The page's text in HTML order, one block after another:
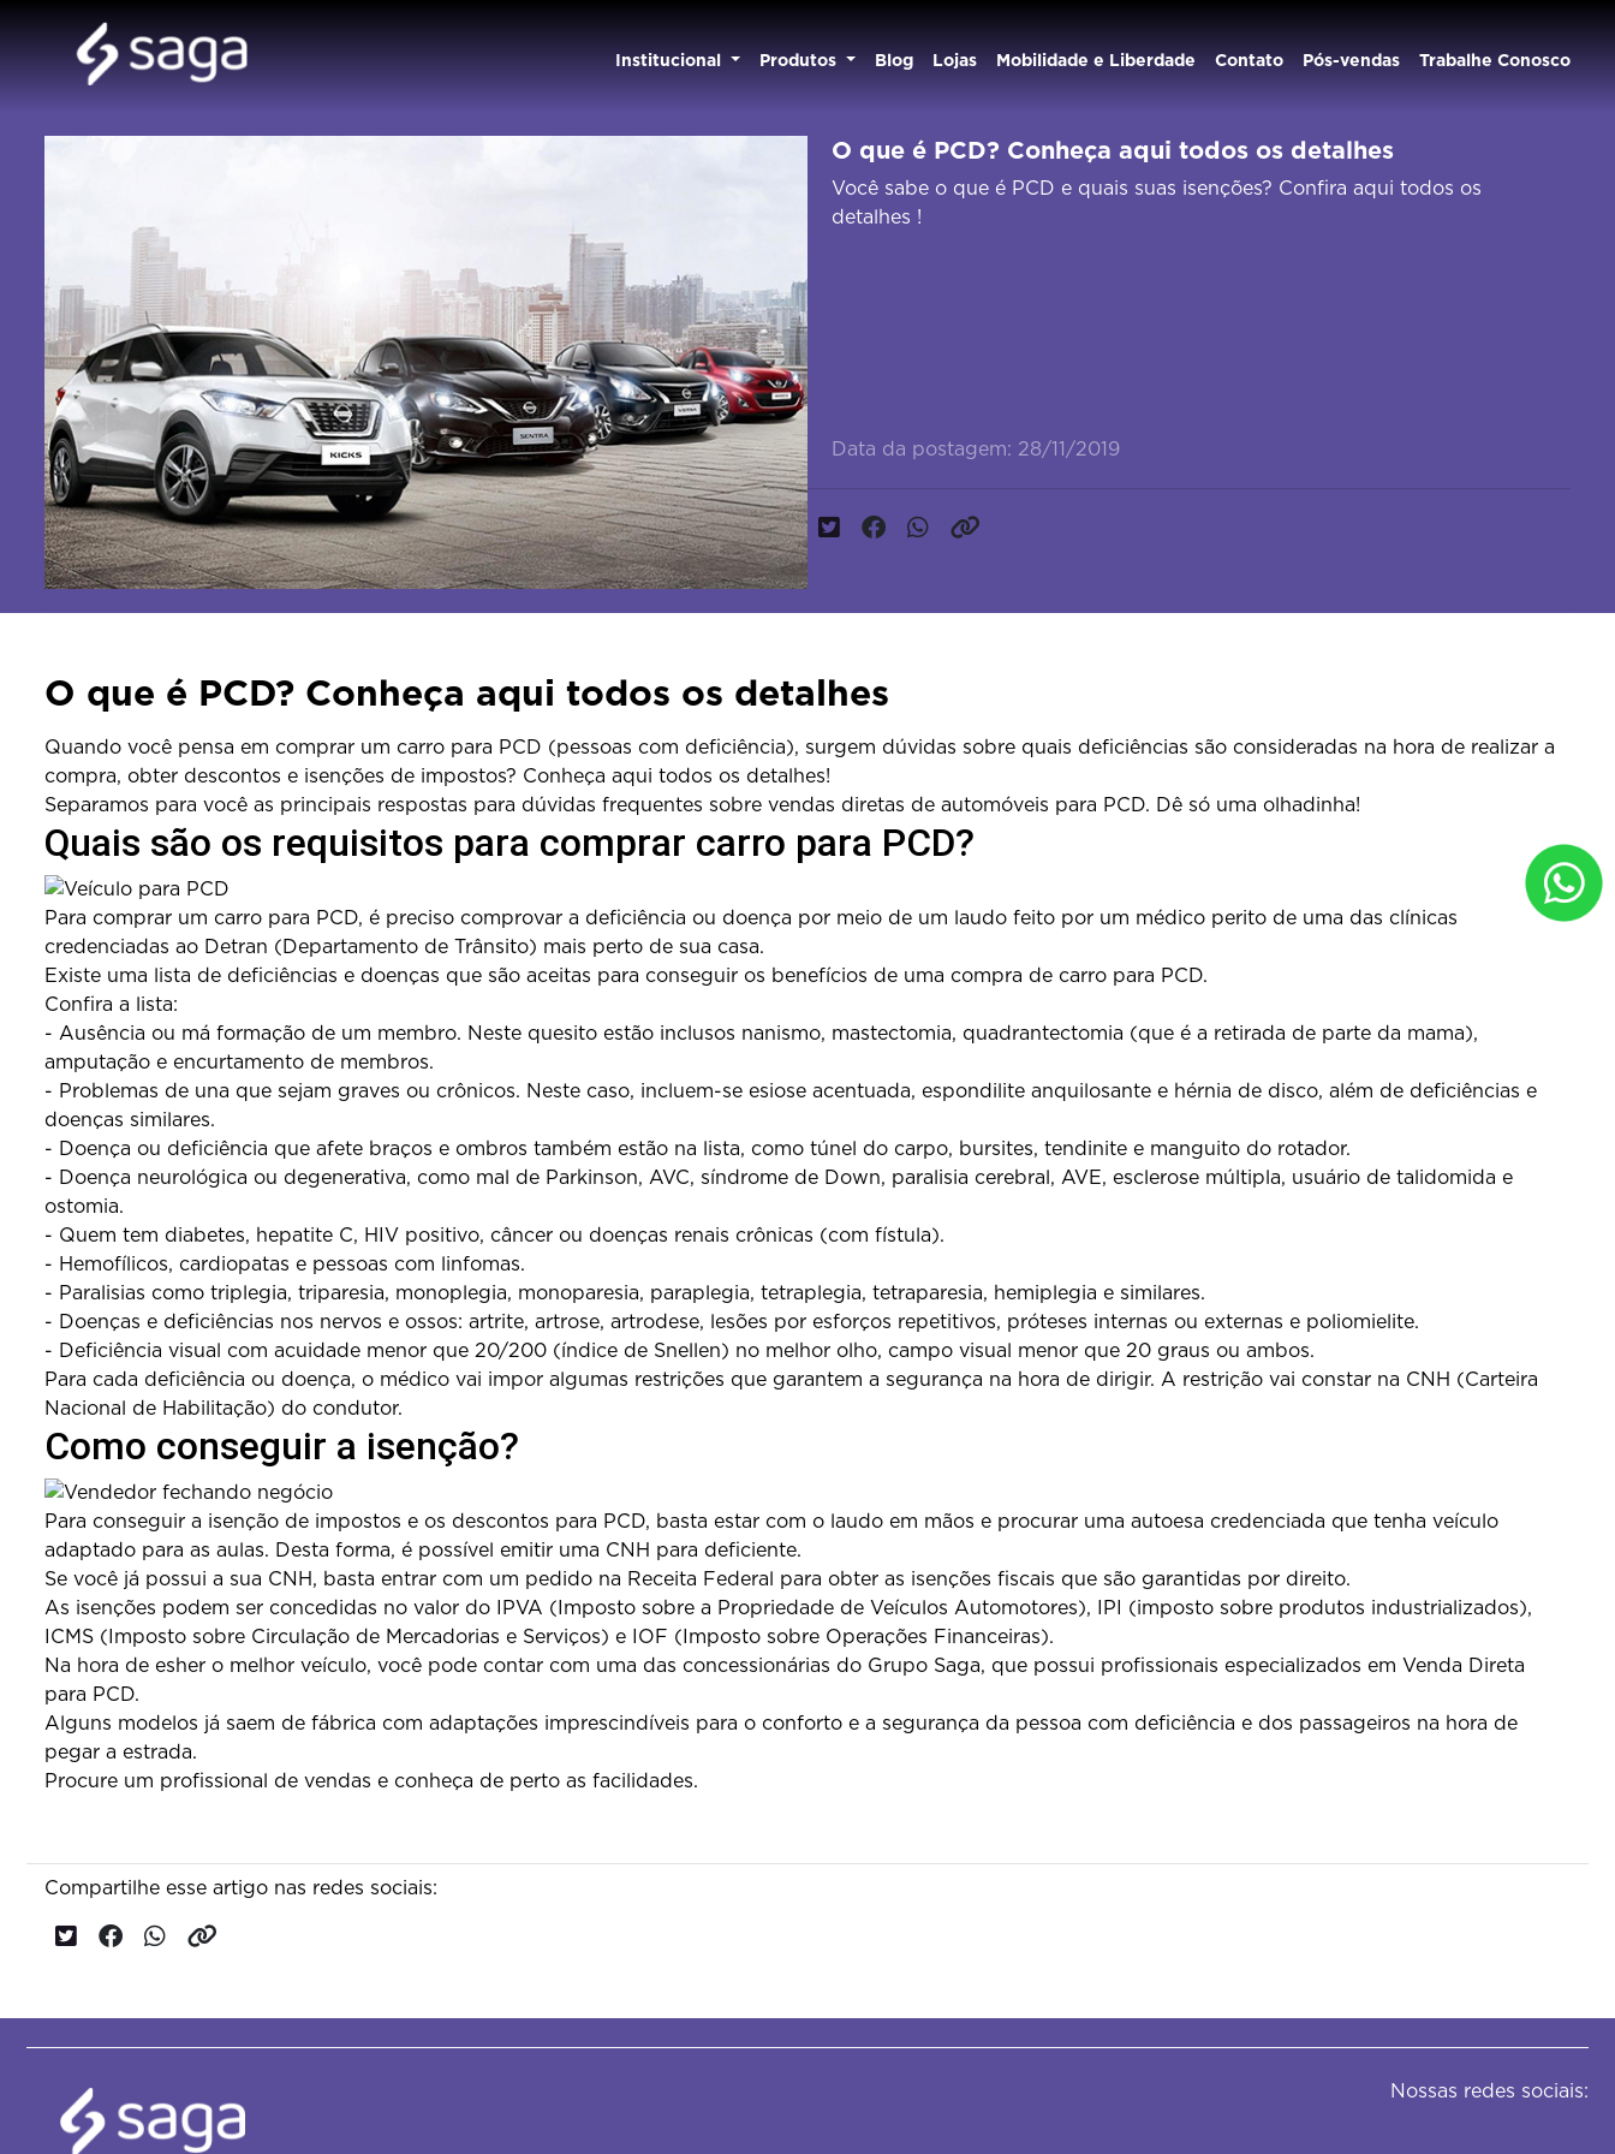
Institucional Produtos Blog Lojas Mobilidade e Liberdade Contato Pós-vendas Trabalhe Conosco
O que é PCD? Conheça aqui todos os detalhes
Você sabe o que é PCD e quais suas isenções? Confira aqui todos os
detalhes !
Data da postagem: 28/11/2019
O que é PCD? Conheça aqui todos os detalhes
Quando você pensa em comprar um carro para PCD (pessoas com deficiência), surgem dúvidas sobre quais deficiências são consideradas na hora de realizar a
compra, obter descontos e isenções de impostos? Conheça aqui todos os detalhes!
Separamos para você as principais respostas para dúvidas frequentes sobre vendas diretas de automóveis para PCD. Dê só uma olhadinha!
Quais são os requisitos para comprar carro para PCD?
Para comprar um carro para PCD, é preciso comprovar a deficiência ou doença por meio de um laudo feito por um médico perito de uma das clínicas
credenciadas ao Detran (Departamento de Trânsito) mais perto de sua casa.
Existe uma lista de deficiências e doenças que são aceitas para conseguir os benefícios de uma compra de carro para PCD.
Confira a lista:
- Ausência ou má formação de um membro. Neste quesito estão inclusos nanismo, mastectomia, quadrantectomia (que é a retirada de parte da mama),
amputação e encurtamento de membros.
- Problemas de una que sejam graves ou crônicos. Neste caso, incluem-se esiose acentuada, espondilite anquilosante e hérnia de disco, além de deficiências e
doenças similares.
- Doença ou deficiência que afete braços e ombros também estão na lista, como túnel do carpo, bursites, tendinite e manguito do rotador.
- Doença neurológica ou degenerativa, como mal de Parkinson, AVC, síndrome de Down, paralisia cerebral, AVE, esclerose múltipla, usuário de talidomida e
ostomia.
- Quem tem diabetes, hepatite C, HIV positivo, câncer ou doenças renais crônicas (com fístula).
- Hemofílicos, cardiopatas e pessoas com linfomas.
- Paralisias como triplegia, triparesia, monoplegia, monoparesia, paraplegia, tetraplegia, tetraparesia, hemiplegia e similares.
- Doenças e deficiências nos nervos e ossos: artrite, artrose, artrodese, lesões por esforços repetitivos, próteses internas ou externas e poliomielite.
- Deficiência visual com acuidade menor que 20/200 (índice de Snellen) no melhor olho, campo visual menor que 20 graus ou ambos.
Para cada deficiência ou doença, o médico vai impor algumas restrições que garantem a segurança na hora de dirigir. A restrição vai constar na CNH (Carteira
Nacional de Habilitação) do condutor.
Como conseguir a isenção?
Para conseguir a isenção de impostos e os descontos para PCD, basta estar com o laudo em mãos e procurar uma autoesa credenciada que tenha veículo
adaptado para as aulas. Desta forma, é possível emitir uma CNH para deficiente.
Se você já possui a sua CNH, basta entrar com um pedido na Receita Federal para obter as isenções fiscais que são garantidas por direito.
As isenções podem ser concedidas no valor do IPVA (Imposto sobre a Propriedade de Veículos Automotores), IPI (imposto sobre produtos industrializados),
ICMS (Imposto sobre Circulação de Mercadorias e Serviços) e IOF (Imposto sobre Operações Financeiras).
Na hora de esher o melhor veículo, você pode contar com uma das concessionárias do Grupo Saga, que possui profissionais especializados em Venda Direta
para PCD.
Alguns modelos já saem de fábrica com adaptações imprescindíveis para o conforto e a segurança da pessoa com deficiência e dos passageiros na hora de
pegar a estrada.
Procure um profissional de vendas e conheça de perto as facilidades.
Compartilhe esse artigo nas redes sociais:
Nossas redes sociais: